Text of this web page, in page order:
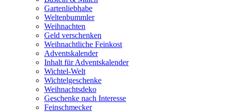
Gartenliebhabe
Weltenbummler
Weihnachten
Geld verschenken
Weihnachtliche Feinkost
Adventskalender
Inhalt für Adventskalender
Wichtel-Welt
Wichtelgeschenke
Weihnachtsdeko
Geschenke nach Interesse
Feinschmecker